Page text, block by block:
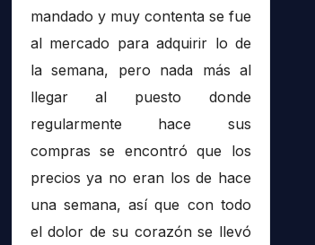
mandado y muy contenta se fue
al mercado para adquirir lo de
la semana, pero nada más al
llegar al puesto donde
regularmente hace sus
compras se encontró que los
precios ya no eran los de hace
una semana, así que con todo
el dolor de su corazón se llevó